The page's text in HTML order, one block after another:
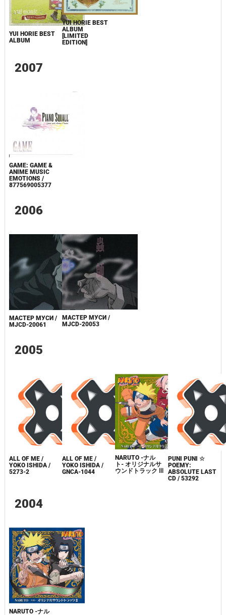
YUI HORIE BEST
ALBUM
YUI HORIE BEST
ALBUM
[LIMITED
EDITION]
2007
GAME: GAME &
ANIME MUSIC
EMOTIONS /
877569005377
2006
МАСТЕР МУСИ /
MJCD-20061
МАСТЕР МУСИ /
MJCD-20053
2005
ALL OF ME /
YOKO ISHIDA /
5273-2
ALL OF ME /
YOKO ISHIDA /
GNCA-1044
NARUTO -ナル
ト- オリジナルサ
ウンドトラック Ⅲ
PUNI PUNI ☆
POEMY:
ABSOLUTE LAST
CD / 53292
2004
NARUTO -ナル